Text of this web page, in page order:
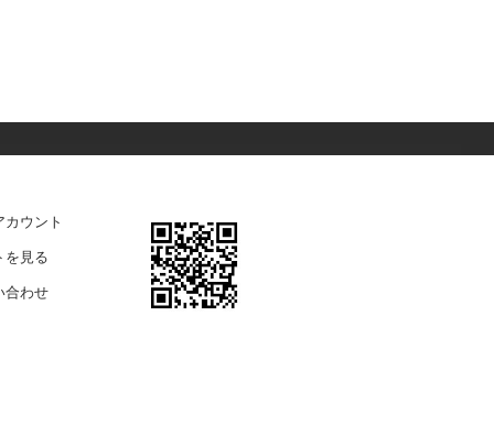
カウント
を見る
合わせ